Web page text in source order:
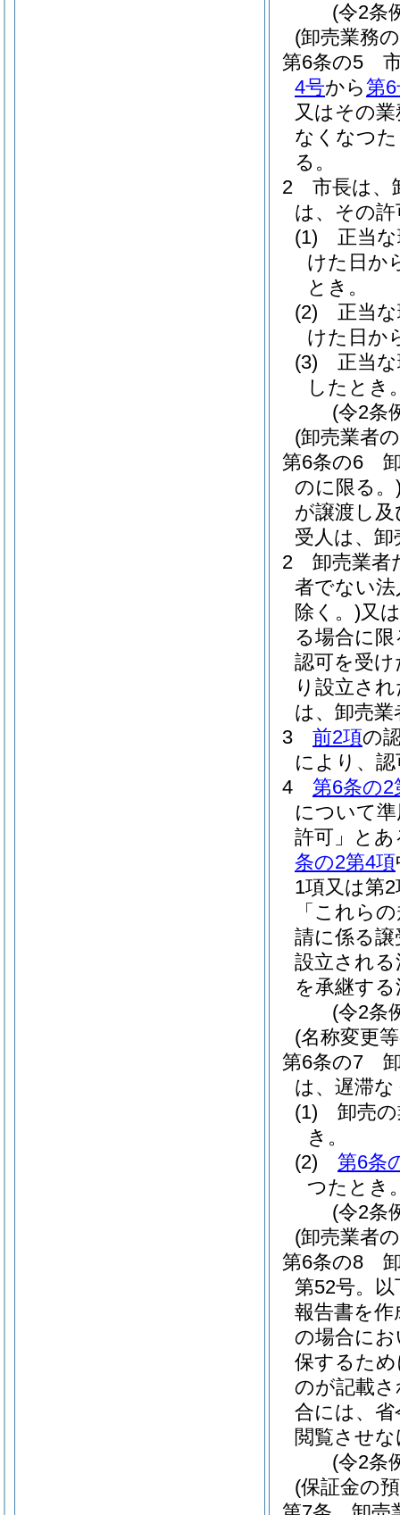
(令2条
(卸売業務
第6条の5
4号から第
又はその
なくなつ
る。
2
市長は、
は、その
(1)
正当
けた日か
とき。
(2)
正当
けた日か
(3)
正当
したとき
(令2条
(卸売業者
第6条の6
のに限る。
が譲渡し
受人は、
2
卸売業者
者でない
除く。)又
る場合に限
認可を受
り設立さ
は、卸売
3
前2項の
により、
4
第6条の2
について
許可」と
条の2第4項
1項又は第
「これら
請に係る
設立され
を承継す
(令2条
(名称変更
第6条の7
は、遅滞
(1)
卸売
き。
(2)
第6条
つたとき
(令2条
(卸売業者
第6条の8
第52号。
報告書を
の場合に
保するた
のが記載
合には、
閲覧させ
(令2条
(保証金の